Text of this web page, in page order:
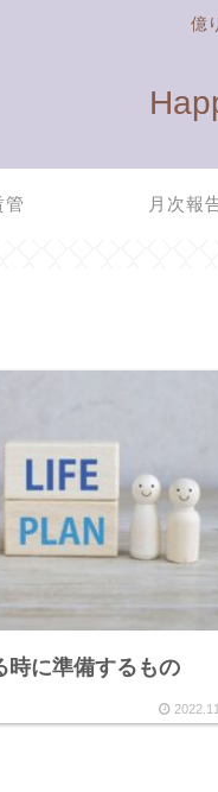
億
管 月次報
時に準備するもの